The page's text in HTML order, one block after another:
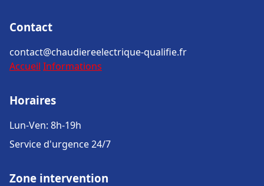
Contact
contact@chaudiereelectrique-qualifie.fr
Accueil Informations
Horaires
Lun-Ven: 8h-19h
Service d'urgence 24/7
Zone intervention